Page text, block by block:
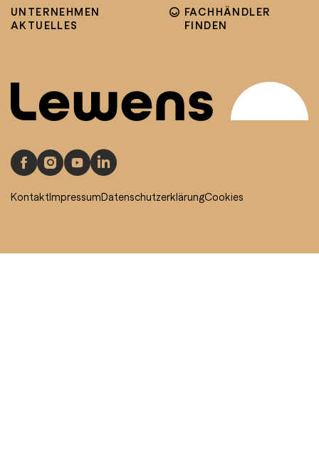
UNTERNEHMEN
AKTUELLES
FACHHÄNDLER
FINDEN
KontaktImpressumDatenschutzerklärungCookies